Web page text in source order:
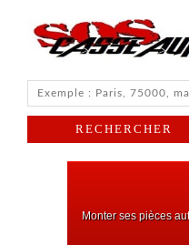
Monter ses pièces